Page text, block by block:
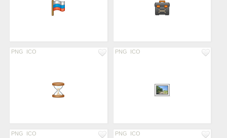
PNG ICO PNG ICO
PNG ICO PNG ICO